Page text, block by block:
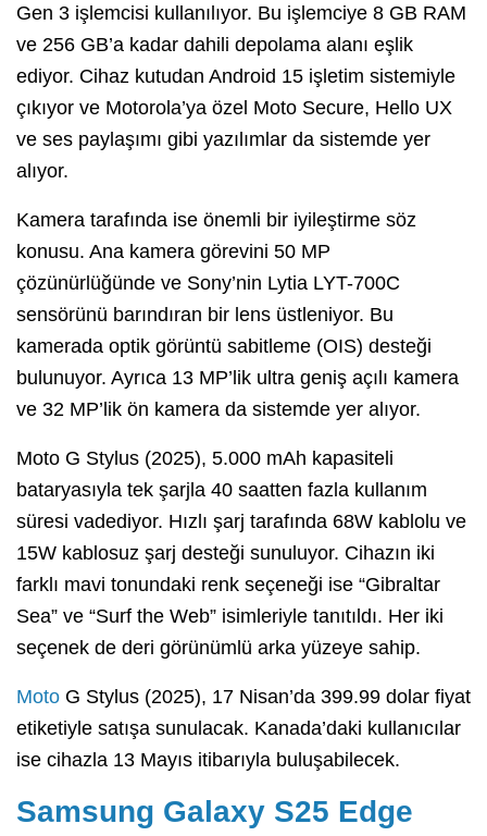
Gen 3 işlemcisi kullanılıyor. Bu işlemciye 8 GB RAM
ve 256 GB’a kadar dahili depolama alanı eşlik
ediyor. Cihaz kutudan Android 15 işletim sistemiyle
çıkıyor ve Motorola’ya özel Moto Secure, Hello UX
ve ses paylaşımı gibi yazılımlar da sistemde yer
alıyor.
Kamera tarafında ise önemli bir iyileştirme söz
konusu. Ana kamera görevini 50 MP
çözünürlüğünde ve Sony’nin Lytia LYT-700C
sensörünü barındıran bir lens üstleniyor. Bu
kamerada optik görüntü sabitleme (OIS) desteği
bulunuyor. Ayrıca 13 MP’lik ultra geniş açılı kamera
ve 32 MP’lik ön kamera da sistemde yer alıyor.
Moto G Stylus (2025), 5.000 mAh kapasiteli
bataryasıyla tek şarjla 40 saatten fazla kullanım
süresi vadediyor. Hızlı şarj tarafında 68W kablolu ve
15W kablosuz şarj desteği sunuluyor. Cihazın iki
farklı mavi tonundaki renk seçeneği ise “Gibraltar
Sea” ve “Surf the Web” isimleriyle tanıtıldı. Her iki
seçenek de deri görünümlü arka yüzeye sahip.
Moto G Stylus (2025), 17 Nisan’da 399.99 dolar fiyat
etiketiyle satışa sunulacak. Kanada’daki kullanıcılar
ise cihazla 13 Mayıs itibarıyla buluşabilecek.
Samsung Galaxy S25 Edge